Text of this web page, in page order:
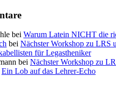
bei Warum Latein NICHT die
bei Nächster Workshop zu LRS
für Legastheniker
bei Nächster Workshop zu
Ein Lob auf das Lehrer-Echo